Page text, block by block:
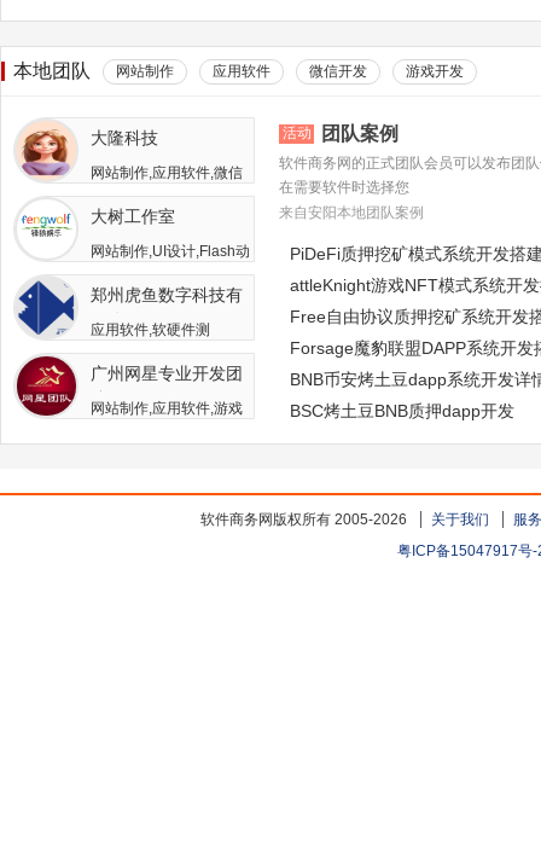
本地团队 网站制作 应用软件 微信开发 游戏开发
大隆科技
网站制作,应用软件,微信
开发,游戏开发,APP开发,
软件二次开发
大树工作室
网站制作,UI设计,Flash动
画,游戏开发,APP开发,广
告包装设计
郑州虎鱼数字科技有
限公司
应用软件,软硬件测
试,APP开发,人员外包,其
他开发与服务
广州网星专业开发团
队
网站制作,应用软件,游戏
活动 团队案例
软件商务网的正式团队会员可以发布团
在需要软件时选择您
来自安阳本地团队案例
PiDeFi质押挖矿模式系统开发搭
attleKnight游戏NFT模式系统开
Free自由协议质押挖矿系统开发
Forsage魔豹联盟DAPP系统开发
BNB币安烤土豆dapp系统开发详
BSC烤土豆BNB质押dapp开发
软件商务网版权所有 2005-2026 关于我们
服
粤ICP备15047917号-